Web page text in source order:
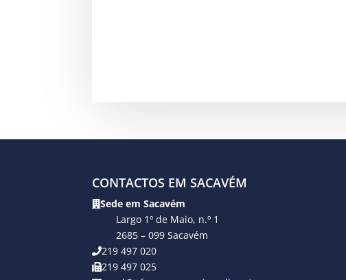
CONTACTOS EM SACAVÉM
Sede em Sacavém
Largo 1º de Maio, n.º 1
2685 – 099 Sacavém
219 497 020
219 497 025